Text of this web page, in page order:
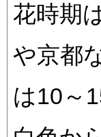
花時期
や京都
は10～